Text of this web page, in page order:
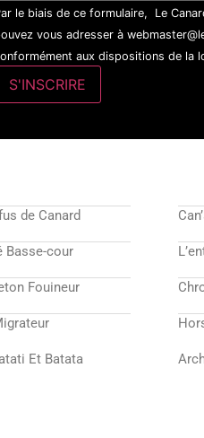
le biais de ce formulaire, Le
vous adresser à
aux dispositions de la
de Canard
Basse-cour
Fouineur
Et Batata